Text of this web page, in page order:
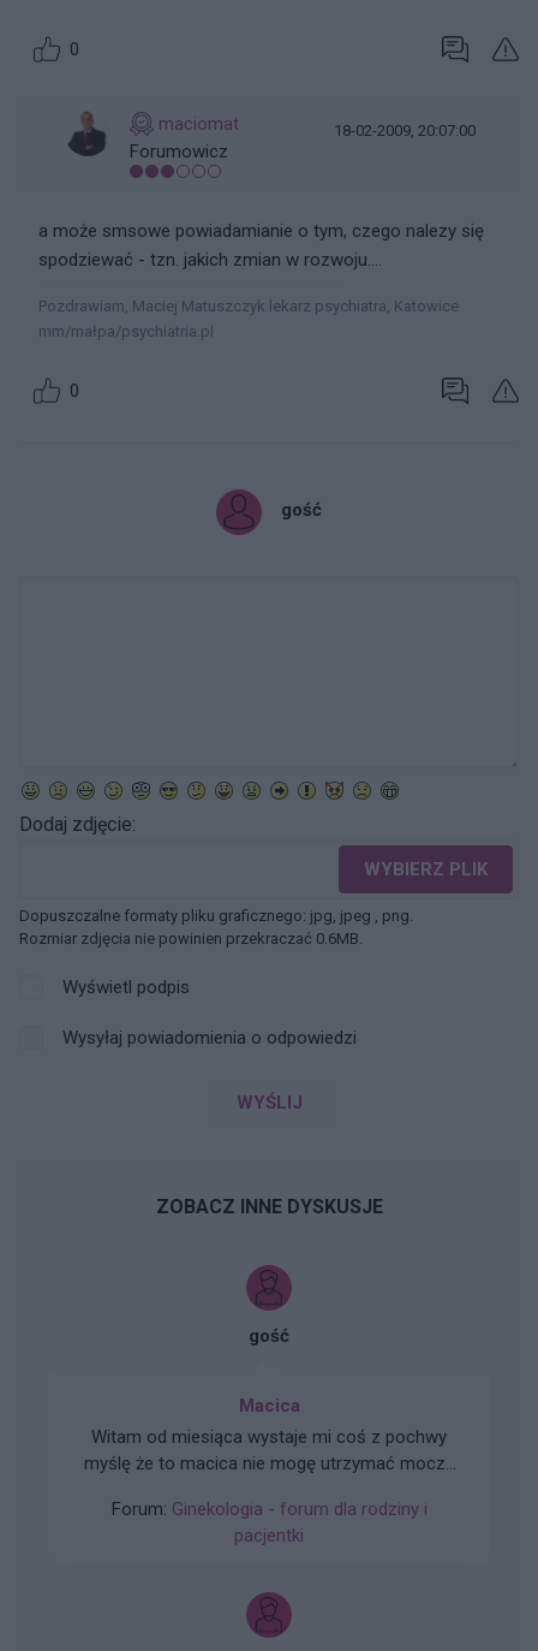
0
maciomat
Forumowicz
18-02-2009, 20:07:00
a może smsowe powiadamianie o tym, czego nalezy się
spodziewać - tzn. jakich zmian w rozwoju....
Pozdrawiam, Maciej Matuszczyk lekarz psychiatra, Katowice
mm/małpa/psychiatria.pl
0
gość
Dodaj zdjęcie:
WYBIERZ PLIK
Dopuszczalne formaty pliku graficznego: jpg, jpeg , png.
Rozmiar zdjęcia nie powinien przekraczać 0.6MB.
Wyświetl podpis
Wysyłaj powiadomienia o odpowiedzi
WYŚLIJ
ZOBACZ INNE DYSKUSJE
gość
Macica
Witam od miesiąca wystaje mi coś z pochwy
myślę że to macica nie mogę utrzymać moczu
Forum: Ginekologia - forum dla rodziny i
pacjentki